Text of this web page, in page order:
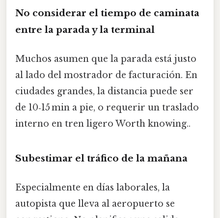
No considerar el tiempo de caminata
entre la parada y la terminal
Muchos asumen que la parada está justo
al lado del mostrador de facturación. En
ciudades grandes, la distancia puede ser
de 10‑15 min a pie, o requerir un traslado
interno en tren ligero Worth knowing..
Subestimar el tráfico de la mañana
Especialmente en días laborales, la
autopista que lleva al aeropuerto se